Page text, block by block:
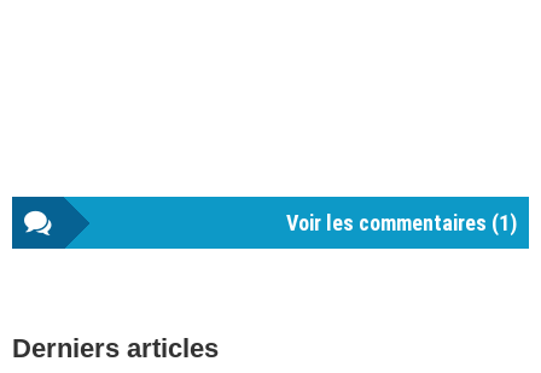
Voir les commentaires (1)
latérale
Derniers articles